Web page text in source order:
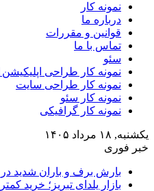
نمونه کار
درباره ما
قوانین و مقررات
تماس با ما
سئو
نمونه کار طراحی اپلیکیشن
نمونه کار طراحی سایت
نمونه کار سئو
نمونه کار گرافیکی
یکشنبه, ۱۸ مرداد ۱۴۰۵
خبر فوری
بارش برف و باران شدید
بازار یلدای تبریز؛ خرید